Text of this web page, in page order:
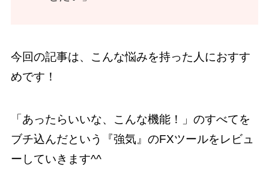
今回の記事は、こんな悩みを持った人におすす
めです！
「あったらいいな、こんな機能！」のすべてを
ブチ込んだという『強気』のFXツールをレビュ
ーしていきます^^